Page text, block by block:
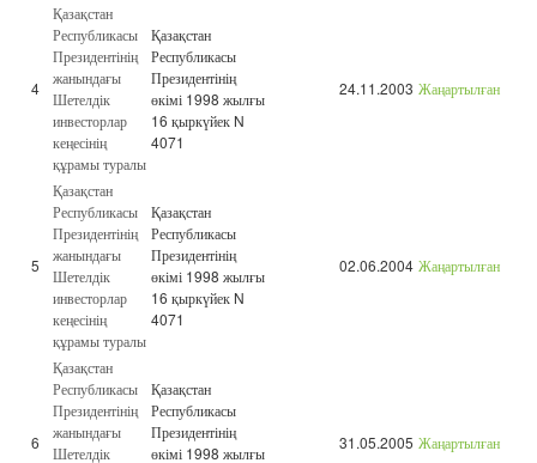
4
Қазақстан
Республикасы
Президентінің
жанындағы
Шетелдік
инвесторлар
кеңесінің
құрамы туралы
Қазақстан
Республикасы
Президентінің
өкімі 1998 жылғы
16 қыркүйек N
4071
24.11.2003 Жаңартылған
5
Қазақстан
Республикасы
Президентінің
жанындағы
Шетелдік
инвесторлар
кеңесінің
құрамы туралы
Қазақстан
Республикасы
Президентінің
өкімі 1998 жылғы
16 қыркүйек N
4071
02.06.2004 Жаңартылған
6
Қазақстан
Республикасы
Президентінің
жанындағы
Шетелдік
Қазақстан
Республикасы
Президентінің
өкімі 1998 жылғы
31.05.2005 Жаңартылған